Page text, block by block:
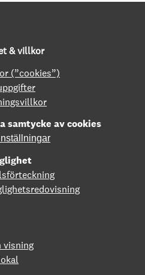
& villkor
(”cookies”)
samtycke av cookies
visning